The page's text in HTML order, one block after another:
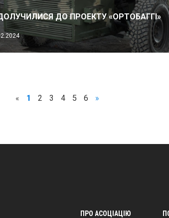
ДО ПРОЕКТУ «ОРТОБАГГІ»
« 1 2 3 4 5 6 »
ПРО АСОЦІАЦІЮ